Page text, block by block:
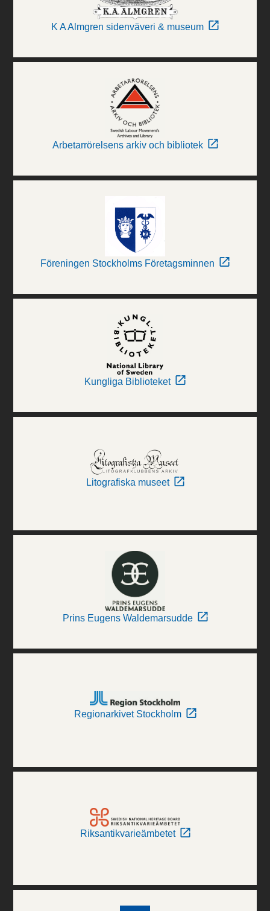
K A Almgren sidenväveri & museum
Arbetarrörelsens arkiv och bibliotek
Föreningen Stockholms Företagsminnen
Kungliga Biblioteket
Litografiska museet
Prins Eugens Waldemarsudde
Regionarkivet Stockholm
Riksantikvarieämbetet